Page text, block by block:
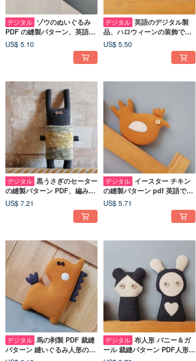
デジタル ゾウのぬいぐるみ
PDF の縫製パターン、英語の
pdf チュートリアル、デジタ
ル ダウンロード
US$ 5.10
デジタル 英語のデジタル製
品、ハロウィーンの装飾でフ
ェルト猫の縫製パターン PDF
チュートリアル
US$ 5.50
デジタル 黒うさぎのセーター
の縫製パターン PDF、編みパ
ターン、2 つのデジタル チュ
ートリアル
US$ 7.21
デジタル イースター チキン
の縫製パターン pdf 英語での
縫いぐるみのチュートリア
ル、イースターの装飾 pdf
US$ 5.71
デジタル 馬の剥製 PDF 裁縫
パターン 縫いぐるみ人形のチ
ュートリアル (英語) デジタル
デジタル 布人形 バニー＆ガ
ール 裁縫パターン PDF人形
英語での2つのチュートリアル